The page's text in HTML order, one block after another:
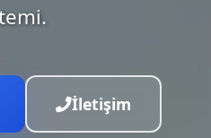
İletişim